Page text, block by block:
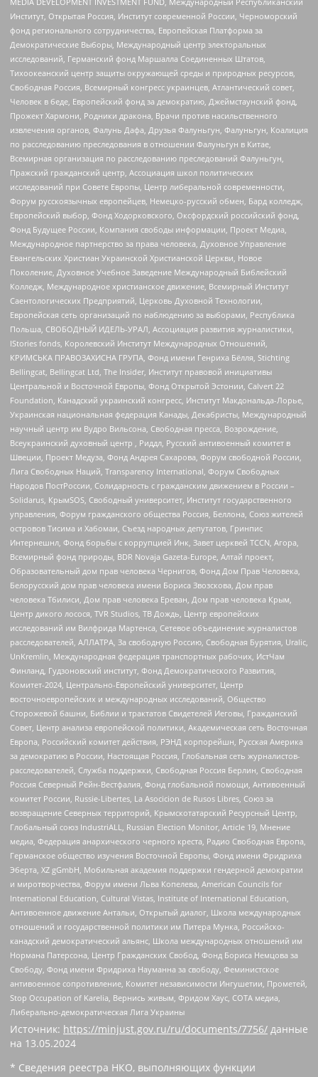
Институт, Открытая Россия, Институт современной России, Черноморский
фонд регионального сотрудничества, Европейская Платформа за
Демократические Выборы, Международный центр электоральных
исследований, Германский фонд Маршалла Соединенных Штатов,
Тихоокеанский центр защиты окружающей среды и природных ресурсов,
Свободная Россия, Всемирный конгресс украинцев, Атлантический совет,
Человек в беде, Европейский фонд за демократию, Джеймстаунский фонд,
Прожект Хармони, Родники дракона, Врачи против насильственного
извлечения органов, Фалунь Дафа, Друзья Фалуньгун, Фалуньгун, Коалиция
по расследованию преследования в отношении Фалуньгун в Китае,
Всемирная организация по расследованию преследований Фалуньгун,
Пражский гражданский центр, Ассоциация школ политических
исследований при Совете Европы, Центр либеральной современности,
Форум русскоязычных европейцев, Немецко-русский обмен, Бард колледж,
Европейский выбор, Фонд Ходорковского, Оксфордский российский фонд,
Фонд Будущее России, Компания свободы информации, Проект Медиа,
Международное партнерство за права человека, Духовное Управление
Евангельских Христиан Украинской Христианской Церкви, Новое
Поколение, Духовное Учебное Заведение Международный Библейский
Колледж, Международное христианское движение, Всемирный Институт
Саентологических Предприятий, Церковь Духовной Технологии,
Европейская сеть организаций по наблюдению за выборами, Республика
Польша, СВОБОДНЫЙ ИДЕЛЬ-УРАЛ, Ассоциация развития журналистики,
IStories fonds, Королевский Институт Международных Отношений,
КРИМСЬКА ПРАВОЗАХИСНА ГРУПА, Фонд имени Генриха Бёлля, Stichting
Bellingcat, Bellingcat Ltd, The Insider, Институт правовой инициативы
Центральной и Восточной Европы, Фонд Открытой Эстонии, Calvert 22
Foundation, Канадский украинский конгресс, Институт Макдональда-Лорье,
Украинская национальная федерация Канады, Декабристы, Международный
научный центр им Вудро Вильсона, Свободная пресса, Возрождение,
Всеукраинский духовный центр , Риддл, Русский антивоенный комитет в
Швеции, Проект Медуза, Фонд Андрея Сахарова, Форум свободной России,
Лига Свободных Наций, Transparеncy International, Форум Свободных
Народов ПостРоссии, Солидарность с гражданским движением в России –
Solidarus, КрымSOS, Свободный университет, Институт государственного
управления, Форум гражданского общества Россия, Беллона, Союз жителей
островов Тисима и Хабомаи, Съезд народных депутатов, Гринпис
Интернешнл, Фонд борьбы с коррупцией Инк, Завет церквей TCCN, Агора,
Всемирный фонд природы, BDR Novaja Gazeta-Europe, Алтай проект,
Образовательный дом прав человека Чернигов, Фонд Дом Прав Человека,
Белорусский дом прав человека имени Бориса Звозскова, Дом прав
человека Тбилиси, Дом прав человека Ереван, Дом прав человека Крым,
Центр дикого лосося, TVR Studios, ТВ Дождь, Центр европейских
исследований им Вилфрида Мартенса, Сетевое объединение журналистов
расследователей, АЛЛАТРА, За свободную Россию, Свободная Бурятия, Uralic,
UnKremlin, Международная федерация транспортных рабочих, ИстЧам
Финланд, Гудзоновский институт, Фонд Демократического Развития,
Комитет-2024, Центрально-Европейский университет, Центр
восточноевропейских и международных исследований, Общество
Сторожевой башни, Библии и трактатов Свидетелей Иеговы, Гражданский
Совет, Центр анализа европейской политики, Академическая сеть Восточная
Европа, Российский комитет действия, РЭНД корпорейшн, Русская Америка
за демократию в России, Настоящая Россия, Глобальная сеть журналистов-
расследователей, Служба поддержки, Свободная Россия Берлин, Свободная
Россия Северный Рейн-Вестфалия, Фонд глобальной помощи, Антивоенный
комитет России, Russie-Libertes, La Asocicion de Rusos Libres, Союз за
возвращение Северных территорий, Крымскотатарский Ресурсный Центр,
Глобальный союз IndustriALL, Russian Election Monitor, Article 19, Мнение
медиа, Федерация анархического черного креста, Радио Свободная Европа,
Германское общество изучения Восточной Европы, Фонд имени Фридриха
Эберта, XZ gGmbH, Мобильная академия поддержки гендерной демократии
и миротворчества, Форум имени Льва Копелева, American Councils for
International Education, Cultural Vistas, Institute of International Education,
Антивоенное движение Антальи, Открытый диалог, Школа международных
отношений и государственной политики им Питера Мунка, Российско-
канадский демократический альянс, Школа международных отношений им
Нормана Патерсона, Центр Гражданских Свобод, Фонд Бориса Немцова за
Свободу, Фонд имени Фридриха Науманна за свободу, Феминистское
антивоенное сопротивление, Комитет независимости Ингушетии, Прометей,
Stop Occupation of Karelia, Вернись живым, Фридом Хаус, СОТА медиа,
Либерально-демократическая Лига Украины
Источник: https://minjust.gov.ru/ru/documents/7756/ данные
на 13.05.2024
* Сведения реестра НКО, выполняющих функции